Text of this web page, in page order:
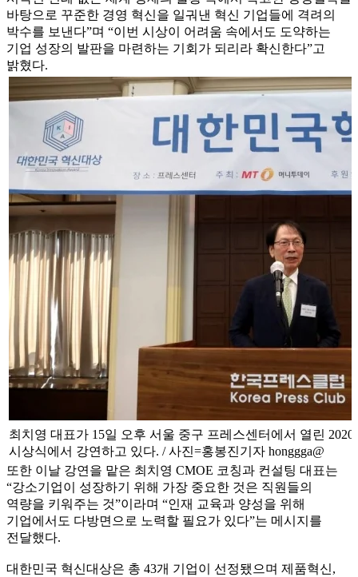
바탕으로 꾸준한 경영 혁신을 일궈낸 혁신 기업들에 격려의
박수를 보낸다”며 “이번 시상이 어려움 속에서도 도약하는
기업 성장의 발판을 마련하는 기회가 되리라 확신한다”고
밝혔다.
최치영 대표가 15일 오후 서울 중구 프레스센터에서 열린
시상식에서 강연하고 있다. / 사진=홍봉진기자 honggga@
또한 이날 강연을 맡은 최치영 CMOE 코칭과 컨설팅 대표는
“강소기업이 성장하기 위해 가장 중요한 것은 직원들의
역량을 키워주는 것”이라며 “인재 교육과 양성을 위해
기업에서도 다방면으로 노력할 필요가 있다”는 메시지를
전달했다.
대한민국 혁신대상은 총 43개 기업이 선정됐으며 제품혁신,